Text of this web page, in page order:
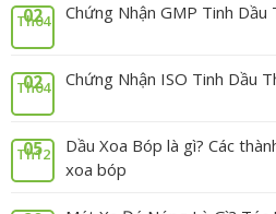
02
Th04 Chứng Nhận GMP Tinh Dầu
02
Th04 Chứng Nhận ISO Tinh Dầu
05
Th12
Dầu Xoa Bóp là gì? Các
xoa bóp